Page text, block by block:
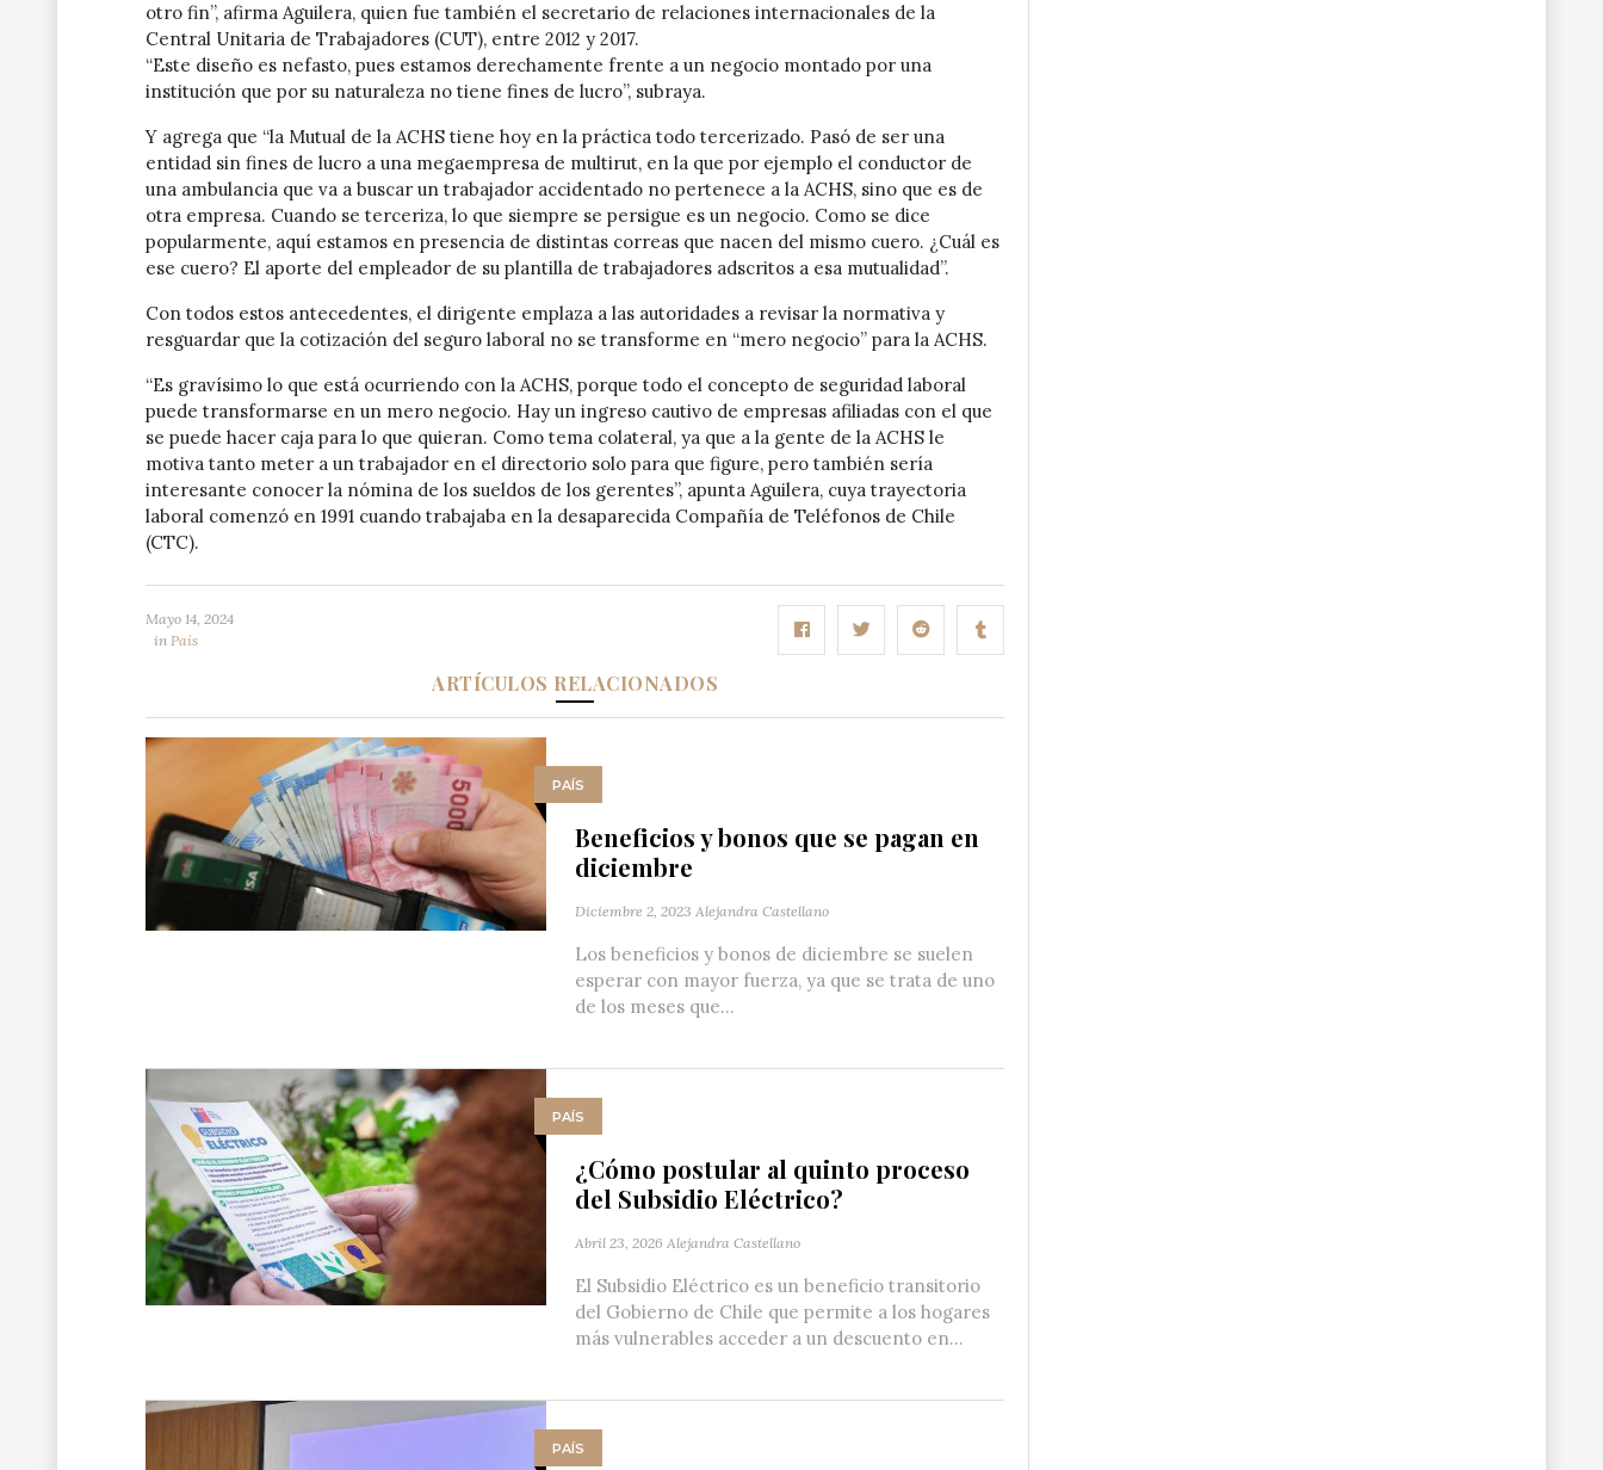
otro fin”, afirma Aguilera, quien fue también el secretario de relaciones internacionales de la
Central Unitaria de Trabajadores (CUT), entre 2012 y 2017.
“Este diseño es nefasto, pues estamos derechamente frente a un negocio montado por una
institución que por su naturaleza no tiene fines de lucro”, subraya.
Y agrega que “la Mutual de la ACHS tiene hoy en la práctica todo tercerizado. Pasó de ser una
entidad sin fines de lucro a una megaempresa de multirut, en la que por ejemplo el conductor de
una ambulancia que va a buscar un trabajador accidentado no pertenece a la ACHS, sino que es de
otra empresa. Cuando se terceriza, lo que siempre se persigue es un negocio. Como se dice
popularmente, aquí estamos en presencia de distintas correas que nacen del mismo cuero. ¿Cuál es
ese cuero? El aporte del empleador de su plantilla de trabajadores adscritos a esa mutualidad”.
Con todos estos antecedentes, el dirigente emplaza a las autoridades a revisar la normativa y
resguardar que la cotización del seguro laboral no se transforme en “mero negocio” para la ACHS.
“Es gravísimo lo que está ocurriendo con la ACHS, porque todo el concepto de seguridad laboral
puede transformarse en un mero negocio. Hay un ingreso cautivo de empresas afiliadas con el que
se puede hacer caja para lo que quieran. Como tema colateral, ya que a la gente de la ACHS le
motiva tanto meter a un trabajador en el directorio solo para que figure, pero también sería
interesante conocer la nómina de los sueldos de los gerentes”, apunta Aguilera, cuya trayectoria
laboral comenzó en 1991 cuando trabajaba en la desaparecida Compañía de Teléfonos de Chile
(CTC).
Mayo 14, 2024
in País
ARTÍCULOS RELACIONADOS
PAÍS
Beneficios y bonos que se pagan en
diciembre
Diciembre 2, 2023 Alejandra Castellano
Los beneficios y bonos de diciembre se suelen
esperar con mayor fuerza, ya que se trata de uno
de los meses que...
PAÍS
¿Cómo postular al quinto proceso
del Subsidio Eléctrico?
Abril 23, 2026 Alejandra Castellano
El Subsidio Eléctrico es un beneficio transitorio
del Gobierno de Chile que permite a los hogares
más vulnerables acceder a un descuento en...
PAÍS